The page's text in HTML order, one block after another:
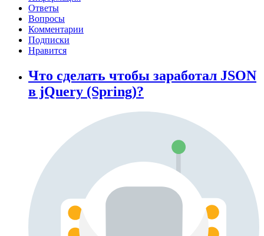
Ответы
Вопросы
Комментарии
Подписки
Нравится
Что сделать чтобы заработал JSON
в jQuery (Spring)?